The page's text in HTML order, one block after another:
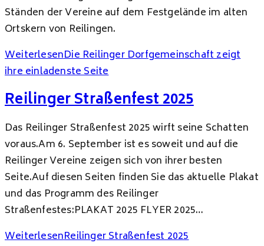
Ständen der Vereine auf dem Festgelände im alten
Ortskern von Reilingen.
WeiterlesenDie Reilinger Dorfgemeinschaft zeigt
ihre einladenste Seite
Reilinger Straßenfest 2025
Das Reilinger Straßenfest 2025 wirft seine Schatten
voraus.Am 6. September ist es soweit und auf die
Reilinger Vereine zeigen sich von ihrer besten
Seite.Auf diesen Seiten finden Sie das aktuelle Plakat
und das Programm des Reilinger
Straßenfestes:PLAKAT 2025 FLYER 2025…
WeiterlesenReilinger Straßenfest 2025